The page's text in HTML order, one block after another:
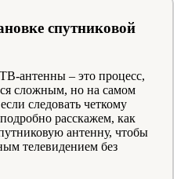
спутниковой
антенны – это процесс,
сложным, но на самом
следовать четкому
расскажем, как
антенну, чтобы
телевидением без